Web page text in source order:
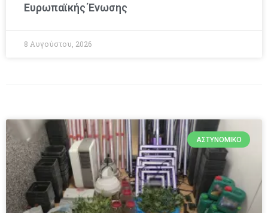
Ευρωπαϊκής Ένωσης
8 Αυγούστου, 2026
ΑΣΤΥΝΟΜΙΚΌ